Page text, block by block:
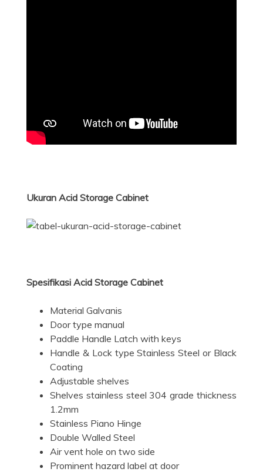
Ukuran Acid Storage Cabinet
Spesifikasi Acid Storage Cabinet
Material Galvanis
Door type manual
Paddle Handle Latch with keys
Handle & Lock type Stainless Steel or Black
Coating
Adjustable shelves
Shelves stainless steel 304 grade thickness
1.2mm
Stainless Piano Hinge
Double Walled Steel
Air vent hole on two side
Prominent hazard label at door